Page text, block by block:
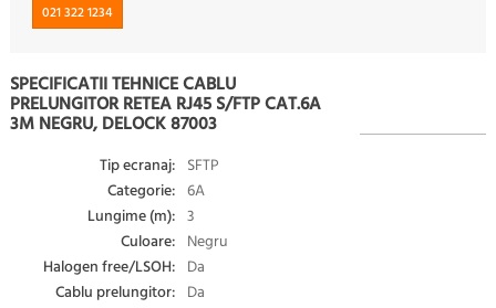
021 322 1234
SPECIFICATII TEHNICE CABLU
PRELUNGITOR RETEA RJ45 S/FTP CAT.6A
3M NEGRU, DELOCK 87003
Tip ecranaj: SFTP
Categorie: 6A
Lungime (m): 3
Culoare: Negru
Halogen free/LSOH: Da
Cablu prelungitor: Da